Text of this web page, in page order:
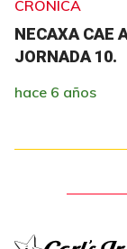
CRÓNICA
NECAXA CAE
JORNADA 10.
hace 6 años